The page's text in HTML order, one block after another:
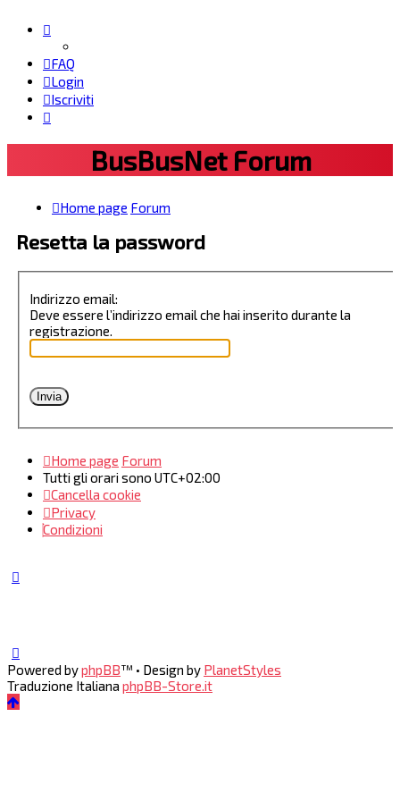
FAQ
Login
Iscriviti
BusBusNet Forum
Home page Forum
Resetta la password
Indirizzo email:
Deve essere l’indirizzo email che hai inserito durante la
registrazione.
Home page Forum
Tutti gli orari sono UTC+02:00
Cancella cookie
Privacy
Condizioni
Powered byphpBB™ • Design by PlanetStyles
Traduzione Italiana phpBB-Store.it